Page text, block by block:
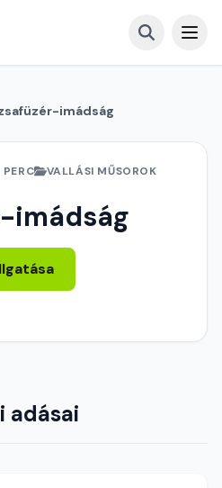
imádság
VALLÁSI MŰSOROK
imádság
adásai